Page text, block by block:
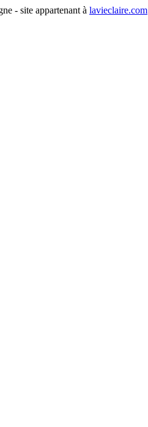
- site appartenant à lavieclaire.com